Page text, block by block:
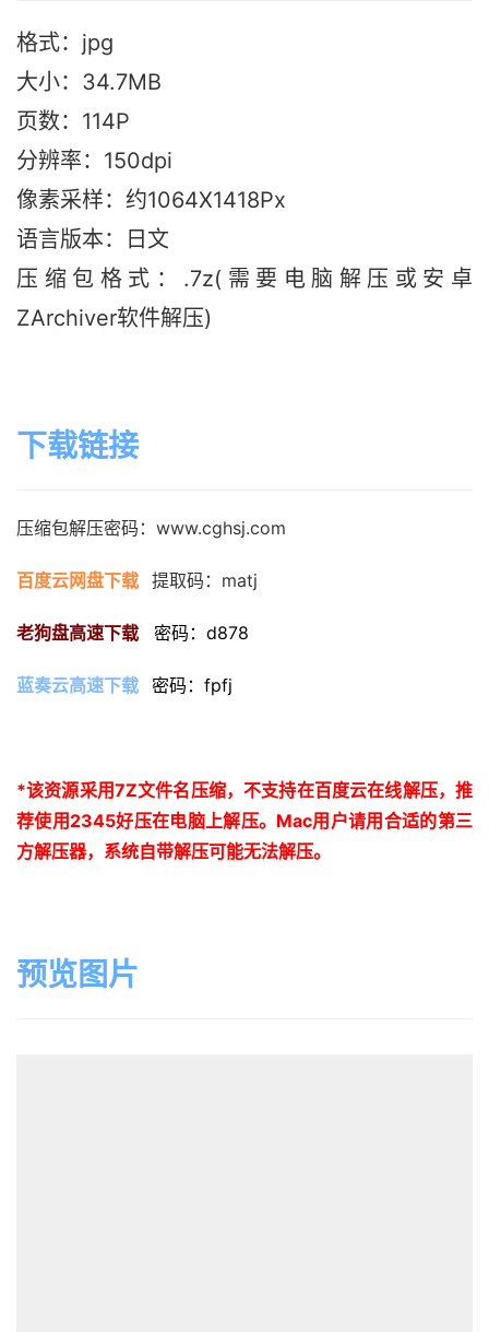
格式：jpg
大小：34.7MB
页数：114P
分辨率：150dpi
像素采样：约1064X1418Px
语言版本：日文
压缩包格式：.7z(需要电脑解压或安卓
ZArchiver软件解压)
下载链接
压缩包解压密码：www.cghsj.com
百度云网盘下载 提取码：matj
老狗盘高速下载 密码：d878
蓝奏云高速下载 密码：fpfj
*该资源采用7Z文件名压缩，不支持在百度云在线解压，推
荐使用2345好压在电脑上解压。 Mac用户请用合适的第三
方解压器，系统自带解压可能无法解压。
预览图片